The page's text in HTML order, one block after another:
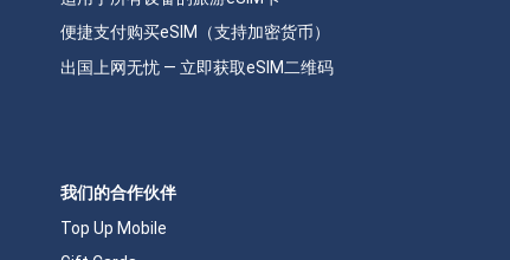
便捷支付购买eSIM（支持加密货币）
出国上网无忧 — 立即获取eSIM二维码
我们的合作伙伴
Top Up Mobile